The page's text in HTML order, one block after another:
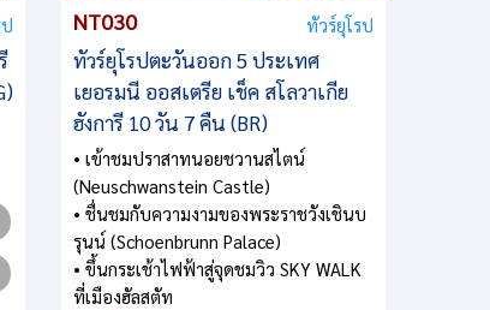
NT030 ทัวร์ยุโรป
ทัวร์ยุโรปตะวันออก 5 ประเทศ
เยอรมนี ออสเตรีย เช็ค สโลวาเกีย
ฮังการี 10 วัน 7 คืน (BR)
• เข้าชมปราสาทนอยชวานสไตน์
(Neuschwanstein Castle)
• ชื่นชมกับความงามของพระราชวังเชินบ
รุนน์ (Schoenbrunn Palace)
• ขึ้นกระเช้าไฟฟ้าสู่จุดชมวิว SKY WALK
ที่เมืองฮัลสตัท